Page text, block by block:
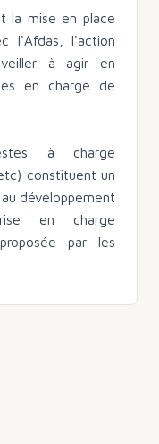
la mise en place
l'Afdas, l'action
veiller à agir en
en charge de
à charge
constituent un
développement
en charge
par les